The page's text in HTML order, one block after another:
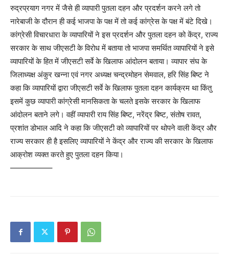
रुद्रप्रयाग नगर में जैसे ही व्यापारी पुतला दहन और प्रदर्शन करने लगे तो
नारेबाजी के दौरान ही कई भाजपा के पक्ष में तो कई कांग्रेस के पक्ष में बंटे दिखे।
कांग्रेसी विचारधारा के व्यापारियों ने इस प्रदर्शन और पुतला दहन को केंद्र, राज्य
सरकार के साथ जीएसटी के विरोध में बताया तो भाजपा समर्थित व्यापारियों ने इसे
व्यापारियों के हित में जीएसटी सर्वे के खिलाफ आंदोलन बताया। व्यापार संघ के
जिलाध्यक्ष अंकुर खन्ना एवं नगर अध्यक्ष चन्द्रमोहन सेमवाल, हरि सिंह बिष्ट ने
कहा कि व्यापारियों द्वारा जीएसटी सर्वे के खिलाफ पुतला दहन कार्यक्रम था किंतु
इसमें कुछ व्यापारी कांग्रेसी मानसिकता के चलते इसके सरकार के खिलाफ
आंदोलन बताने लगे। वहीं व्यापारी राय सिंह बिष्ट, नरेंद्र बिष्ट, संतोष रावत,
प्रशांत डोभाल आदि ने कहा कि जीएसटी को व्यापारियों पर थोपने वाली केंद्र और
राज्य सरकार ही है इसलिए व्यापारियों ने केंद्र और राज्य की सरकार के खिलाफ
आक्रोश व्यक्त करते हुए पुतला दहन किया।
—————–